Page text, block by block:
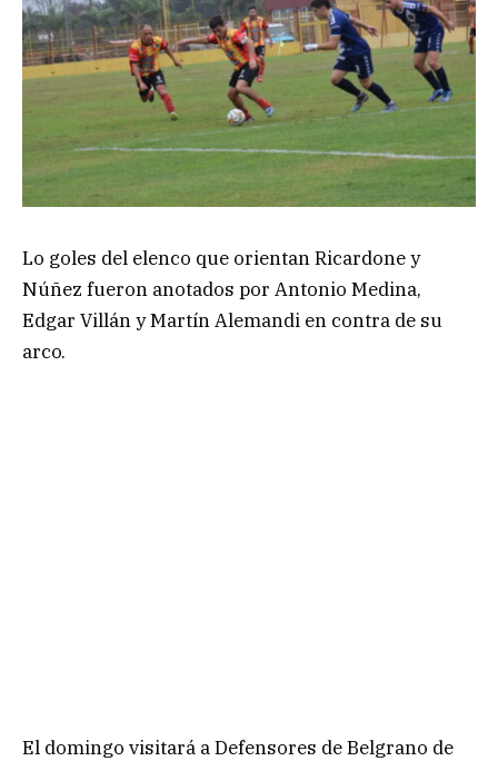
Lo goles del elenco que orientan Ricardone y
Núñez fueron anotados por Antonio Medina,
Edgar Villán y Martín Alemandi en contra de su
arco.
El domingo visitará a Defensores de Belgrano de